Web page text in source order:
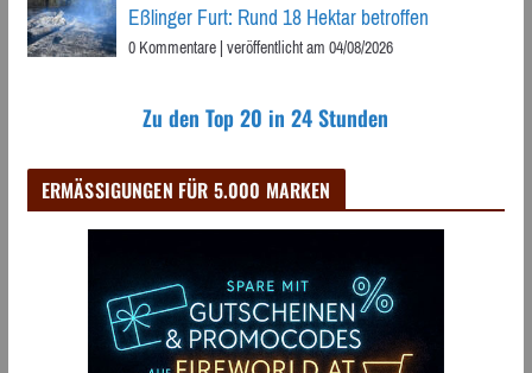
Eßlinger Furt: Rund 18 Hektar betroffen
0 Kommentare|veröffentlicht am 04/08/2026
Zu den Top 20 in 24 Stunden
ERMÄSSIGUNGEN FÜR 5.000 MARKEN